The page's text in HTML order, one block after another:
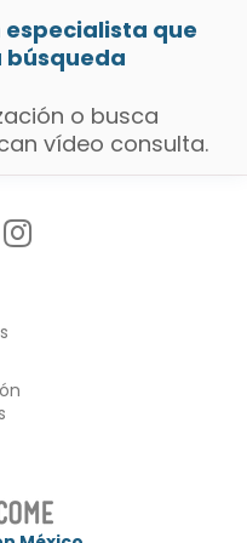
especialista que
búsqueda
o busca
vídeo consulta.